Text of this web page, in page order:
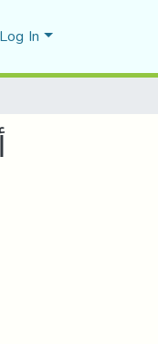
Log In